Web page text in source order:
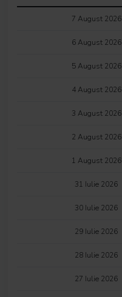
7 August 2026
6 August 2026
5 August 2026
4 August 2026
3 August 2026
2 August 2026
1 August 2026
31 Iulie 2026
30 Iulie 2026
29 Iulie 2026
28 Iulie 2026
27 Iulie 2026